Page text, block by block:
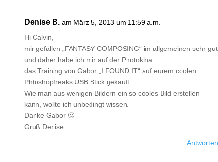
Denise B. am März 5, 2013 um 11:59 a.m.
Hi Calvin,
mir gefallen „FANTASY COMPOSING“ im allgemeinen sehr gut
und daher habe ich mir auf der Photokina
das Training von Gabor „I FOUND IT“ auf eurem coolen
Phtoshopfreaks USB Stick gekauft.
Wie man aus wenigen Bildern ein so cooles Bild erstellen
kann, wollte ich unbedingt wissen.
Danke Gabor 🙂
Gruß Denise
Antworten